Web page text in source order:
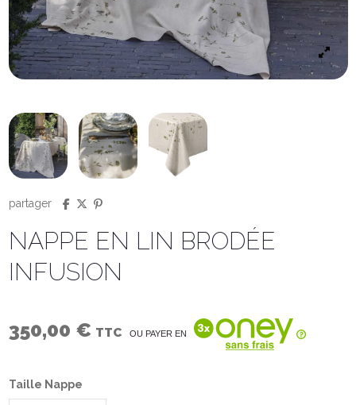
partager
NAPPE EN LIN BRODÉE
INFUSION
350,00 € TTC OU PAYER EN
Taille Nappe